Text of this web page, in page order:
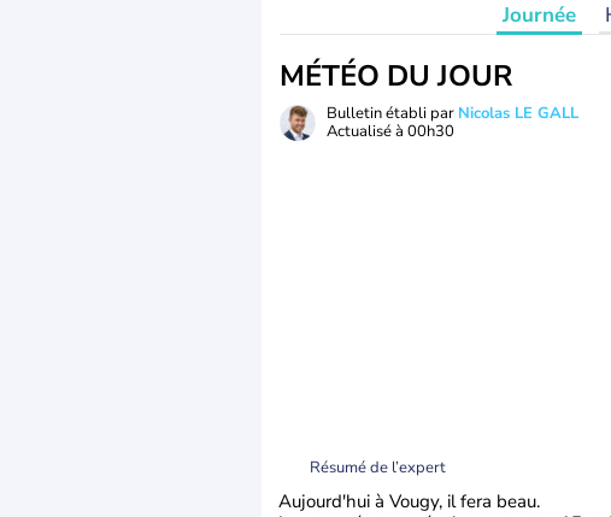
Journée
MÉTÉO DU JOUR
Bulletin établi par Nicolas LE GALL
Actualisé à 00h30
Résumé de l’expert
Aujourd'hui à Vougy, il fera beau.